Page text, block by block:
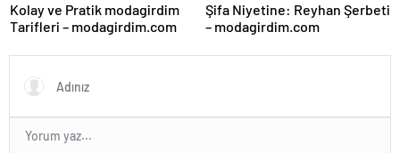
Kolay ve Pratik modagirdim
Tarifleri – modagirdim.com
Şifa Niyetine: Reyhan Şerbeti
– modagirdim.com